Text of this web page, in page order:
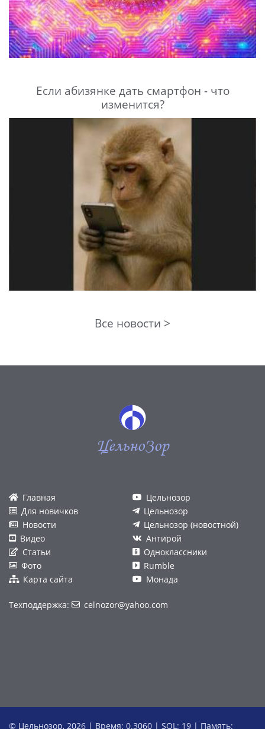
Если абизянке дать смартфон - что
изменится?
Все новости >
ЦельноЗор
Главная
Для новичков
Новости
Видео
Статьи
Фото
Карта сайта
Цельнозор
Цельнозор
Цельнозор (новостной)
Антирой
Одноклассники
Rumble
Монада
Техподдержка: celnozor@yahoo.com
© Цельнозор, 2026 | Время: 0.3060 | SQL: 19 | Память: